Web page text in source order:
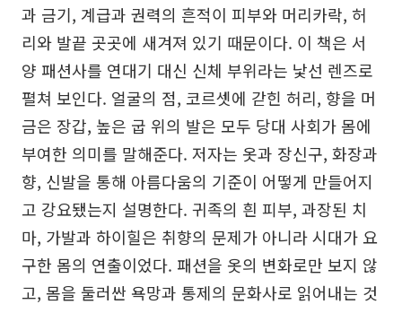
과 금기, 계급과 권력의 흔적이 피부와 머리카락, 허
리와 발끝 곳곳에 새겨져 있기 때문이다. 이 책은 서
양 패션사를 연대기 대신 신체 부위라는 낯선 렌즈로
펼쳐 보인다. 얼굴의 점, 코르셋에 갇힌 허리, 향을 머
금은 장갑, 높은 굽 위의 발은 모두 당대 사회가 몸에
부여한 의미를 말해준다. 저자는 옷과 장신구, 화장과
향, 신발을 통해 아름다움의 기준이 어떻게 만들어지
고 강요됐는지 설명한다. 귀족의 흰 피부, 과장된 치
마, 가발과 하이힐은 취향의 문제가 아니라 시대가 요
구한 몸의 연출이었다. 패션을 옷의 변화로만 보지 않
고, 몸을 둘러싼 욕망과 통제의 문화사로 읽어내는 것